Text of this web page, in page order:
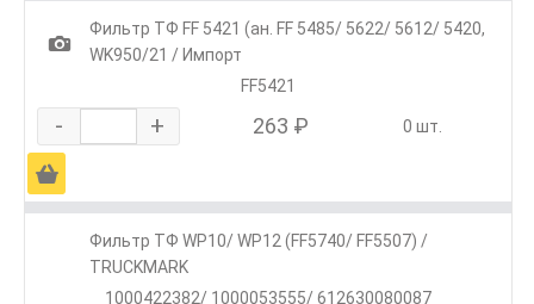
1
Фильтр ТФ FF 5421 (ан. FF 5485/ 5622/ 5612/ 5420,
WK950/21 / Импорт
FF5421
- + 263 ₽ 0 шт.
Ä
Фильтр ТФ WP10/ WP12 (FF5740/ FF5507) /
TRUCKMARK
1000422382/ 1000053555/ 612630080087